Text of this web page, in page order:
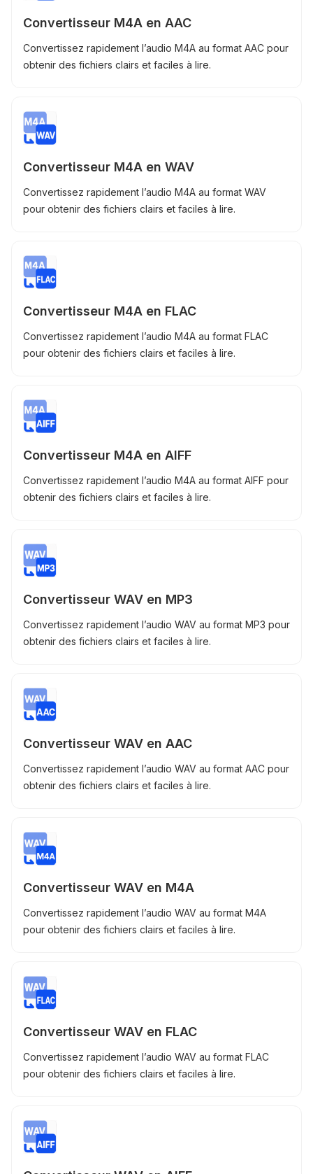
Convertisseur M4A en AAC
Convertissez rapidement l’audio M4A au format AAC pour
obtenir des fichiers clairs et faciles à lire.
Convertisseur M4A en WAV
Convertissez rapidement l’audio M4A au format WAV
pour obtenir des fichiers clairs et faciles à lire.
Convertisseur M4A en FLAC
Convertissez rapidement l’audio M4A au format FLAC
pour obtenir des fichiers clairs et faciles à lire.
Convertisseur M4A en AIFF
Convertissez rapidement l’audio M4A au format AIFF pour
obtenir des fichiers clairs et faciles à lire.
Convertisseur WAV en MP3
Convertissez rapidement l’audio WAV au format MP3 pour
obtenir des fichiers clairs et faciles à lire.
Convertisseur WAV en AAC
Convertissez rapidement l’audio WAV au format AAC pour
obtenir des fichiers clairs et faciles à lire.
Convertisseur WAV en M4A
Convertissez rapidement l’audio WAV au format M4A
pour obtenir des fichiers clairs et faciles à lire.
Convertisseur WAV en FLAC
Convertissez rapidement l’audio WAV au format FLAC
pour obtenir des fichiers clairs et faciles à lire.